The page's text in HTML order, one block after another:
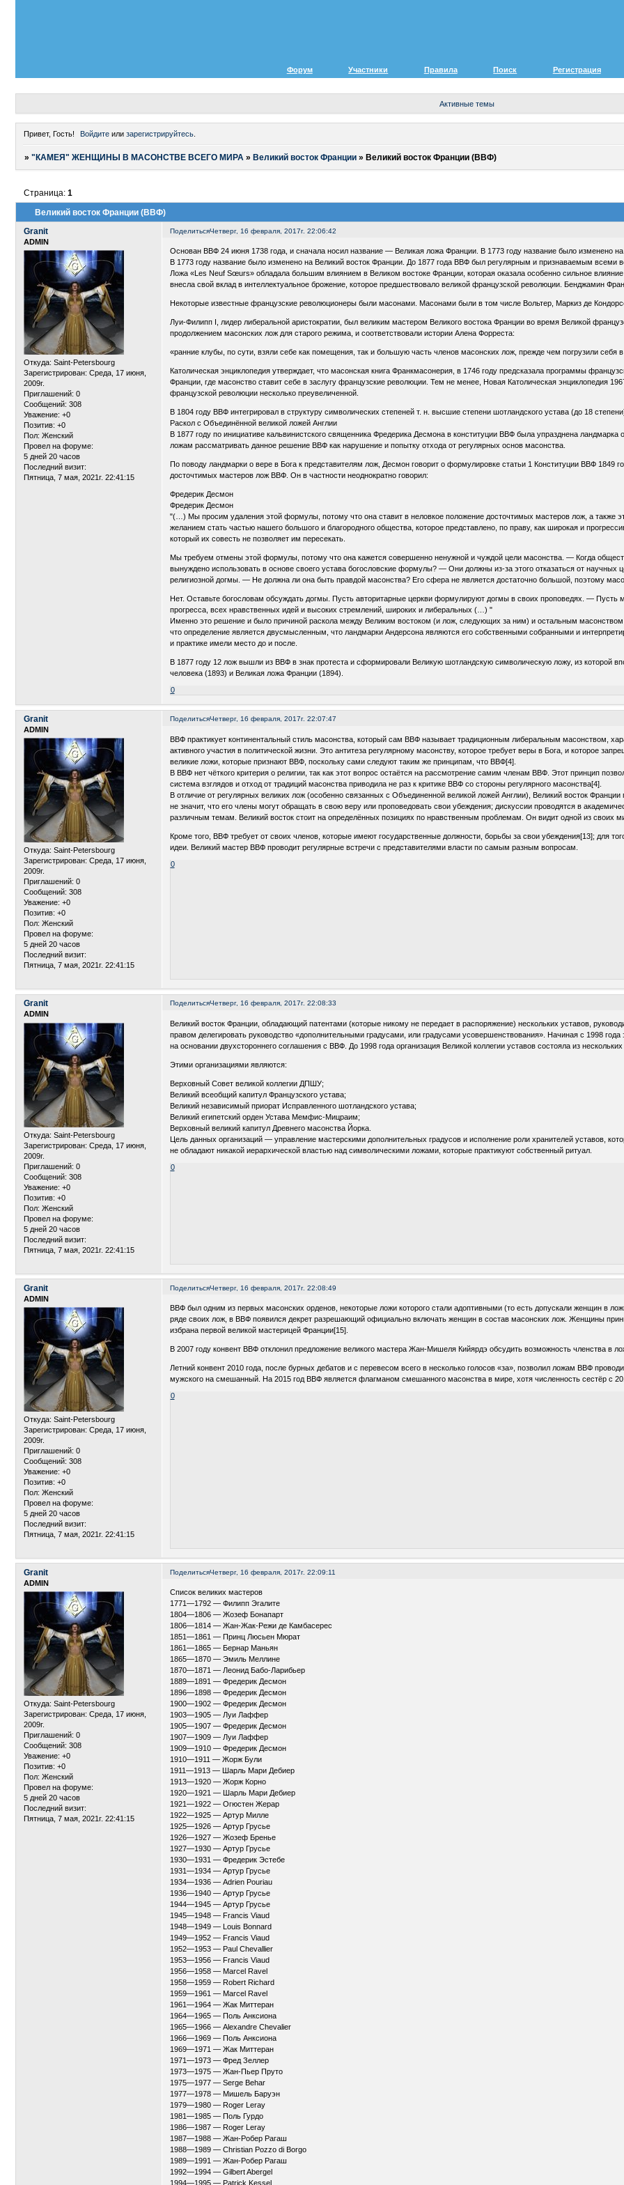
Форум Участники Правила Поиск Регистрация
Активные темы
Привет, Гость! Войдите или зарегистрируйтесь
» "КАМЕЯ" ЖЕНЩИНЫ В МАСОНСТВЕ ВСЕГО МИРА » Великий восток Франции » Великий восток Франции (ВВФ)
Великий восток Франции (ВВФ)
Страница: 1
ПоделитьсяЧетверг, 16 февраля, 2017г. 22:06:42
Granit
ADMIN
Откуда: Saint-Petersbourg
Зарегистрирован: Среда, 17 июня,
2009г.
Приглашений: 0
Сообщений: 308
Уважение: +0
Позитив: +0
Пол: Женский
Провел на форуме:
5 дней 20 часов
Последний визит:
Пятница, 7 мая, 2021г. 22:41:15
Основан ВВФ 24 июня 1738 года, и сначала носил название — Великая ложа Франции. В 1773 году название было изменено
В 1773 году название было изменено на Великий восток Франции. До 1877 года ВВФ был регулярным и признаваемым
Ложа «Les Neuf Sœurs» обладала большим влиянием в Великом востоке Франции, которая оказала особенно сильное
внесла свой вклад в интеллектуальное брожение, которое предшествовало великой французской революции. Бенджамин
Некоторые известные французские революционеры были масонами. Масонами были в том числе Вольтер, Маркиз де
Луи-Филипп I, лидер либеральной аристократии, был великим мастером Великого востока Франции во время Великой
продолжением масонских лож для старого режима, и соответствовали истории Алена Форреста:
«ранние клубы, по сути, взяли себе как помещения, так и большую часть членов масонских лож, прежде чем погрузили
Католическая энциклопедия утверждает, что масонская книга Франкмасонерия, в 1746 году предсказала программы
Франции, где масонство ставит себе в заслугу французские революции. Тем не менее, Новая Католическая энциклопедия
французской революции несколько преувеличенной.
В 1804 году ВВФ интегрировал в структуру символических степеней т. н. высшие степени шотландского устава (до 18
Раскол с Объединённой великой ложей Англии
В 1877 году по инициативе кальвинистского священника Фредерика Десмона в конституции ВВФ была упразднена
ложам рассматривать данное решение ВВФ как нарушение и попытку отхода от регулярных основ масонства.
По поводу ландмарки о вере в Бога к представителям лож, Десмон говорит о формулировке статьи 1 Конституции ВВФ 1849
досточтимых мастеров лож ВВФ. Он в частности неоднократно говорил:
Фредерик Десмон
Фредерик Десмон
"(…) Мы просим удаления этой формулы, потому что она ставит в неловкое положение досточтимых мастеров лож, а также
желанием стать частью нашего большого и благородного общества, которое представлено, по праву, как широкая и
который их совесть не позволяет им пересекать.
Мы требуем отмены этой формулы, потому что она кажется совершенно ненужной и чуждой цели масонства. — Когда
вынуждено использовать в основе своего устава богословские формулы? — Они должны из-за этого отказаться от
религиозной догмы. — Не должна ли она быть правдой масонства? Его сфера не является достаточно большой, поэтому
Нет. Оставьте богословам обсуждать догмы. Пусть авторитарные церкви формулируют догмы в своих проповедях. —
прогресса, всех нравственных идей и высоких стремлений, широких и либеральных (…) "
Именно это решение и было причиной раскола между Великим востоком (и лож, следующих за ним) и остальным
что определение является двусмысленным, что ландмарки Андерсона являются его собственными собранными и
и практике имели место до и после.
В 1877 году 12 лож вышли из ВВФ в знак протеста и сформировали Великую шотландскую символическую ложу, из которой
человека (1893) и Великая ложа Франции (1894).
0
ПоделитьсяЧетверг, 16 февраля, 2017г. 22:07:47
Granit
ADMIN
Откуда: Saint-Petersbourg
Зарегистрирован: Среда, 17 июня,
2009г.
Приглашений: 0
Сообщений: 308
Уважение: +0
Позитив: +0
Пол: Женский
Провел на форуме:
5 дней 20 часов
Последний визит:
Пятница, 7 мая, 2021г. 22:41:15
ВВФ практикует континентальный стиль масонства, который сам ВВФ называет традиционным либеральным масонством,
активного участия в политической жизни. Это антитеза регулярному масонству, которое требует веры в Бога, и которое
великие ложи, которые признают ВВФ, поскольку сами следуют таким же принципам, что ВВФ[4].
В ВВФ нет чёткого критерия о религии, так как этот вопрос остаётся на рассмотрение самим членам ВВФ. Этот принцип
система взглядов и отход от традиций масонства приводила не раз к критике ВВФ со стороны регулярного масонства[4].
В отличие от регулярных великих лож (особенно связанных с Объединенной великой ложей Англии), Великий восток
не значит, что его члены могут обращать в свою веру или проповедовать свои убеждения; дискуссии проводятся в
различным темам. Великий восток стоит на определённых позициях по нравственным проблемам. Он видит одной из своих
Кроме того, ВВФ требует от своих членов, которые имеют государственные должности, борьбы за свои убеждения[13]; для
идеи. Великий мастер ВВФ проводит регулярные встречи с представителями власти по самым разным вопросам.
0
ПоделитьсяЧетверг, 16 февраля, 2017г. 22:08:33
Granit
ADMIN
Откуда: Saint-Petersbourg
Зарегистрирован: Среда, 17 июня,
2009г.
Приглашений: 0
Сообщений: 308
Уважение: +0
Позитив: +0
Пол: Женский
Провел на форуме:
5 дней 20 часов
Последний визит:
Пятница, 7 мая, 2021г. 22:41:15
Великий восток Франции, обладающий патентами (которые никому не передает в распоряжение) нескольких уставов,
правом делегировать руководство «дополнительными градусами, или градусами усовершенствования». Начиная с 1998
на основании двухстороннего соглашения с ВВФ. До 1998 года организация Великой коллегии уставов состояла из
Этими организациями являются:
Верховный Совет великой коллегии ДПШУ;
Великий всеобщий капитул Французского устава;
Великий независимый приорат Исправленного шотландского устава;
Великий египетский орден Устава Мемфис-Мицраим;
Верховный великий капитул Древнего масонства Йорка.
Цель данных организаций — управление мастерскими дополнительных градусов и исполнение роли хранителей уставов,
не обладают никакой иерархической властью над символическими ложами, которые практикуют собственный ритуал.
0
ПоделитьсяЧетверг, 16 февраля, 2017г. 22:08:49
Granit
ADMIN
Откуда: Saint-Petersbourg
Зарегистрирован: Среда, 17 июня,
2009г.
Приглашений: 0
Сообщений: 308
Уважение: +0
Позитив: +0
Пол: Женский
Провел на форуме:
5 дней 20 часов
Последний визит:
Пятница, 7 мая, 2021г. 22:41:15
ВВФ был одним из первых масонских орденов, некоторые ложи которого стали адоптивными (то есть допускали женщин в
ряде своих лож, в ВВФ появился декрет разрешающий официально включать женщин в состав масонских лож. Женщины
избрана первой великой мастерицей Франции[15].
В 2007 году конвент ВВФ отклонил предложение великого мастера Жан-Мишеля Кийярдэ обсудить возможность членства в
Летний конвент 2010 года, после бурных дебатов и с перевесом всего в несколько голосов «за», позволил ложам ВВФ
мужского на смешанный. На 2015 год ВВФ является флагманом смешанного масонства в мире, хотя численность сестёр с
0
ПоделитьсяЧетверг, 16 февраля, 2017г. 22:09:11
Granit
ADMIN
Откуда: Saint-Petersbourg
Зарегистрирован: Среда, 17 июня,
2009г.
Приглашений: 0
Сообщений: 308
Уважение: +0
Позитив: +0
Пол: Женский
Провел на форуме:
5 дней 20 часов
Последний визит:
Пятница, 7 мая, 2021г. 22:41:15
Список великих мастеров
1771—1792 — Филипп Эгалите
1804—1806 — Жозеф Бонапарт
1806—1814 — Жан-Жак-Режи де Камбасерес
1851—1861 — Принц Люсьен Мюрат
1861—1865 — Бернар Маньян
1865—1870 — Эмиль Меллине
1870—1871 — Леонид Бабо-Ларибьер
1889—1891 — Фредерик Десмон
1896—1898 — Фредерик Десмон
1900—1902 — Фредерик Десмон
1903—1905 — Луи Лаффер
1905—1907 — Фредерик Десмон
1907—1909 — Луи Лаффер
1909—1910 — Фредерик Десмон
1910—1911 — Жорж Були
1911—1913 — Шарль Мари Дебиер
1913—1920 — Жорж Корно
1920—1921 — Шарль Мари Дебиер
1921—1922 — Огюстен Жерар
1922—1925 — Артур Милле
1925—1926 — Артур Грусье
1926—1927 — Жозеф Бренье
1927—1930 — Артур Грусье
1930—1931 — Фредерик Эстебе
1931—1934 — Артур Грусье
1934—1936 — Adrien Pouriau
1936—1940 — Артур Грусье
1944—1945 — Артур Грусье
1945—1948 — Francis Viaud
1948—1949 — Louis Bonnard
1949—1952 — Francis Viaud
1952—1953 — Paul Chevallier
1953—1956 — Francis Viaud
1956—1958 — Marcel Ravel
1958—1959 — Robert Richard
1959—1961 — Marcel Ravel
1961—1964 — Жак Миттеран
1964—1965 — Поль Анксиона
1965—1966 — Alexandre Chevalier
1966—1969 — Поль Анксиона
1969—1971 — Жак Миттеран
1971—1973 — Фред Зеллер
1973—1975 — Жан-Пьер Пруто
1975—1977 — Serge Behar
1977—1978 — Мишель Баруэн
1979—1980 — Roger Leray
1981—1985 — Поль Гурдо
1986—1987 — Roger Leray
1987—1988 — Жан-Робер Рагаш
1988—1989 — Christian Pozzo di Borgo
1989—1991 — Жан-Робер Рагаш
1992—1994 — Gilbert Abergel
1994—1995 — Patrick Kessel